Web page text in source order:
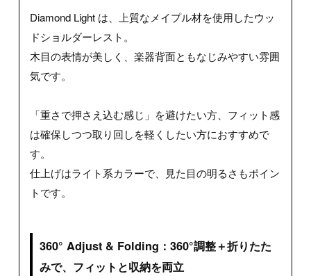
Diamond Light は、上質なメイプル材を使用したウッ
ドショルダーレスト。
木目の表情が美しく、楽器背面ともなじみやすい雰囲
気です。
「重さで押さえ込む感じ」を避けたい方、フィット感
は確保しつつ取り回しを軽くしたい方におすすめで
す。
仕上げはライト系カラーで、見た目の明るさもポイン
トです。
360° Adjust & Folding：360°調整＋折りたた
みで、フィットと収納を両立